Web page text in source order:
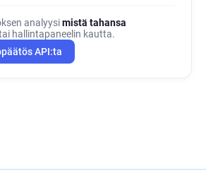
analyysimistä tahansa
hallintapaneelin kautta.
API:ta